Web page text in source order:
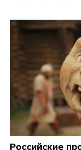
Российские